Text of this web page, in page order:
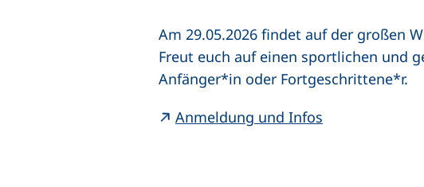
Am 29.05.2026 findet auf der großen
Freut euch auf einen sportlichen und
Anfänger*in oder Fortgeschrittene*r.
Anmeldung und Infos